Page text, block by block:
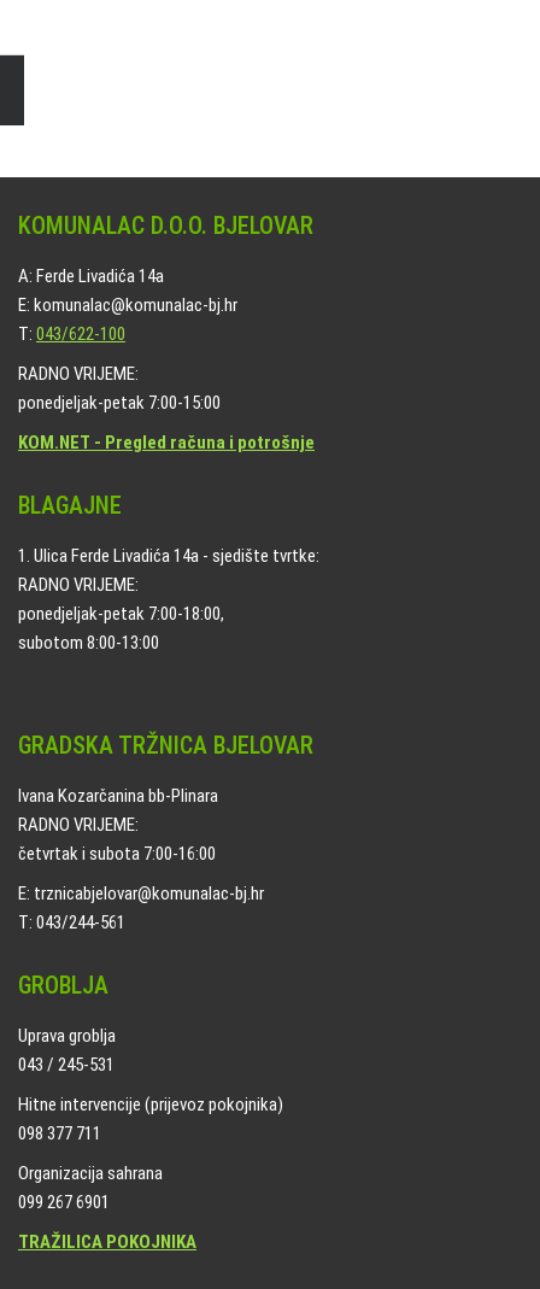
KOMUNALAC D.O.O. BJELOVAR
A: Ferde Livadića 14a
E: komunalac@komunalac-bj.hr
T: 043/622-100
RADNO VRIJEME:
ponedjeljak-petak 7:00-15:00
KOM.NET - Pregled računa i potrošnje
BLAGAJNE
1. Ulica Ferde Livadića 14a - sjedište tvrtke:
RADNO VRIJEME:
ponedjeljak-petak 7:00-18:00,
subotom 8:00-13:00
GRADSKA TRŽNICA BJELOVAR
Ivana Kozarčanina bb-Plinara
RADNO VRIJEME:
četvrtak i subota 7:00-16:00
E: trznicabjelovar@komunalac-bj.hr
T: 043/244-561
GROBLJA
Uprava groblja
043 / 245-531
Hitne intervencije (prijevoz pokojnika)
098 377 711
Organizacija sahrana
099 267 6901
TRAŽILICA POKOJNIKA